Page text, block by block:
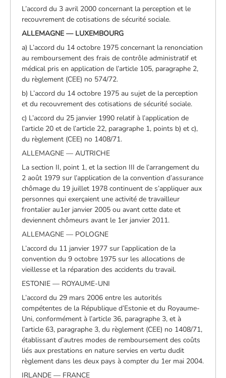
L’accord du 3 avril 2000 concernant la perception et le
recouvrement de cotisations de sécurité sociale.
ALLEMAGNE — LUXEMBOURG
a) L’accord du 14 octobre 1975 concernant la renonciation
au remboursement des frais de contrôle administratif et
médical pris en application de l’article 105, paragraphe 2,
du règlement (CEE) no 574/72.
b) L’accord du 14 octobre 1975 au sujet de la perception
et du recouvrement des cotisations de sécurité sociale.
c) L’accord du 25 janvier 1990 relatif à l’application de
l’article 20 et de l’article 22, paragraphe 1, points b) et c),
du règlement (CEE) no 1408/71.
ALLEMAGNE — AUTRICHE
La section II, point 1, et la section III de l’arrangement du
2 août 1979 sur l’application de la convention d’assurance
chômage du 19 juillet 1978 continuent de s’appliquer aux
personnes qui exerçaient une activité de travailleur
frontalier au1er janvier 2005 ou avant cette date et
deviennent chômeurs avant le 1er janvier 2011.
ALLEMAGNE — POLOGNE
L’accord du 11 janvier 1977 sur l’application de la
convention du 9 octobre 1975 sur les allocations de
vieillesse et la réparation des accidents du travail.
ESTONIE — ROYAUME-UNI
L’accord du 29 mars 2006 entre les autorités
compétentes de la République d’Estonie et du Royaume-
Uni, conformément à l’article 36, paragraphe 3, et à
l’article 63, paragraphe 3, du règlement (CEE) no 1408/71,
établissant d’autres modes de remboursement des coûts
liés aux prestations en nature servies en vertu dudit
règlement dans les deux pays à compter du 1er mai 2004.
IRLANDE — FRANCE